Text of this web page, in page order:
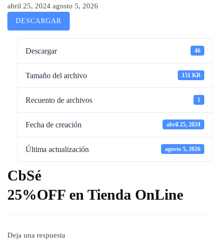
abril 25, 2024 agosto 5, 2026
DESCARGAR
Descargar 46
Tamaño del archivo 151 KB
Recuento de archivos 1
Fecha de creación abril 25, 2024
Última actualización agosto 5, 2026
CbSé
25%OFF en Tienda OnLine
Deja una respuesta